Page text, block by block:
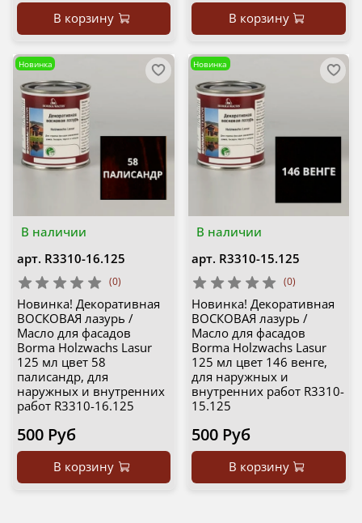
В корзину В корзину
В наличии
Новинка
арт. R3310-16.125
(0)
Новинка! Декоративная
ВОСКОВАЯ лазурь /
Масло для фасадов
Borma Holzwachs Lasur
125 мл цвет 58
палисандр, для
наружных и внутренних
работ R3310-16.125
500 Руб
В корзину
В наличии
Новинка
арт. R3310-15.125
(0)
Новинка! Декоративная
ВОСКОВАЯ лазурь /
Масло для фасадов
Borma Holzwachs Lasur
125 мл цвет 146 венге,
для наружных и
внутренних работ R3310-
15.125
500 Руб
В корзину